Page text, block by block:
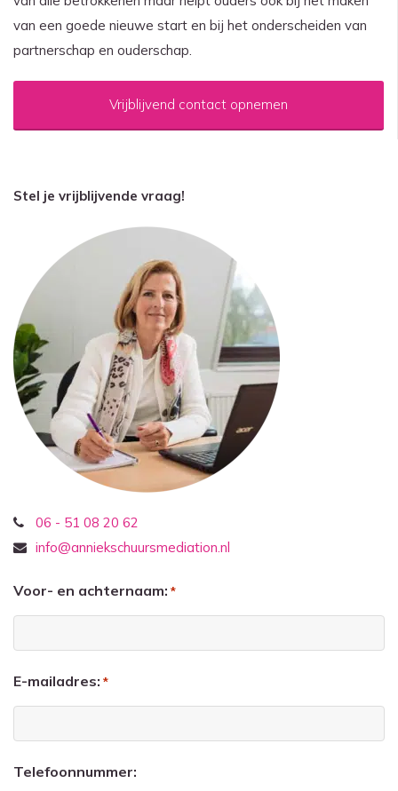
van een goede nieuwe start en bij het onderscheiden van
partnerschap en ouderschap.
Vrijblijvend contact opnemen
Stel je vrijblijvende vraag!
06 - 51 08 20 62
info@anniekschuursmediation.nl
Voor- en achternaam: *
E-mailadres: *
Telefoonnummer: